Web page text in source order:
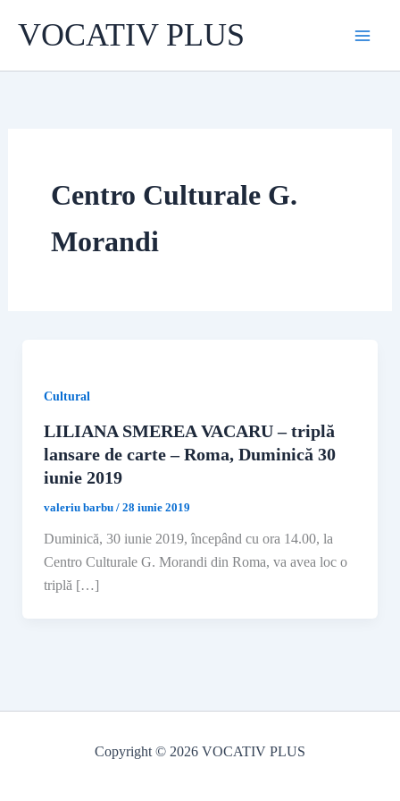
VOCATIV PLUS
Centro Culturale G.
Morandi
Cultural
LILIANA SMEREA VACARU – triplă
lansare de carte – Roma, Duminică 30
iunie 2019
valeriu barbu / 28 iunie 2019
Duminică, 30 iunie 2019, începând cu ora 14.00, la
Centro Culturale G. Morandi din Roma, va avea loc o
triplă […]
Copyright © 2026 VOCATIV PLUS